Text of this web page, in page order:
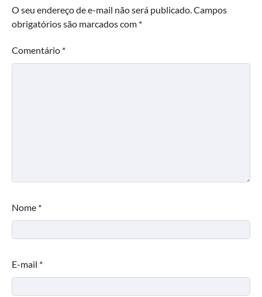
O seu endereço de e-mail não será publicado.Campos
obrigatórios são marcados com *
Comentário *
Nome *
E-mail *